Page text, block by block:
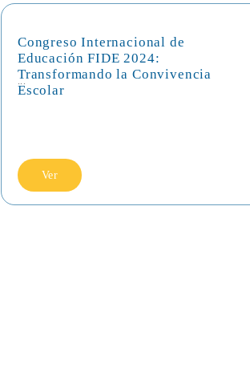
Congreso Internacional de
Educación FIDE 2024:
Transformando la Convivencia
Escolar
...
Ver